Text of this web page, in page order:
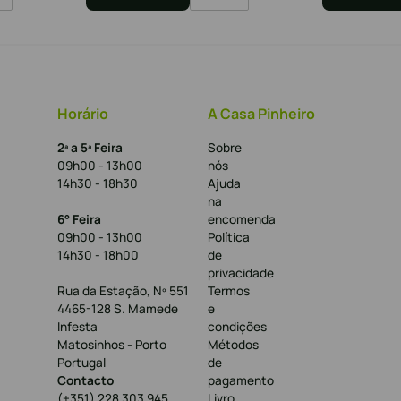
Horário
2ª a 5ª Feira
09h00 - 13h00
14h30 - 18h30
6° Feira
09h00 - 13h00
14h30 - 18h00
Rua da Estação, Nº 551
4465-128 S. Mamede
Infesta
Matosinhos - Porto
Portugal
Contacto
A Casa Pinheiro
Sobre
nós
Ajuda
na
encomenda
Política
de
privacidade
Termos
e
condições
Métodos
de
pagamento